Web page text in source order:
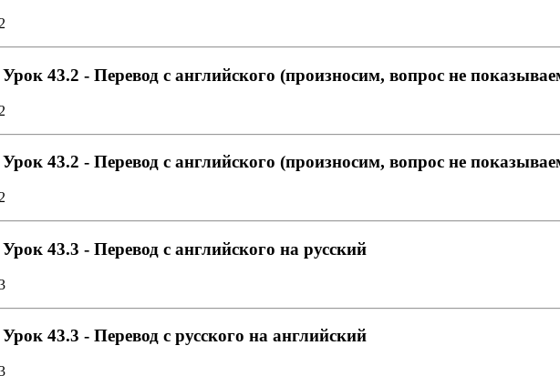
43.2 - Перевод с английского (произносим, вопрос не
43.2 - Перевод с английского (произносим, вопрос не
43.3 - Перевод с английского на русский
43.3 - Перевод с русского на английский